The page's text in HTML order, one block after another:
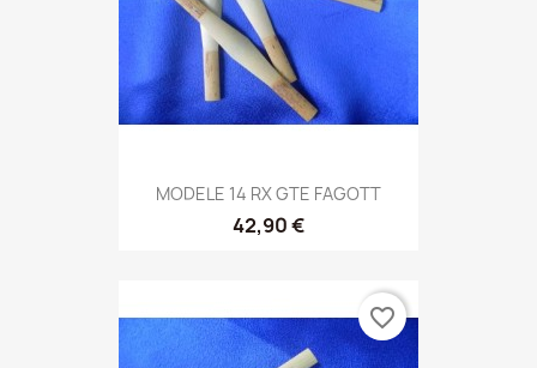
MODELE 14 RX GTE FAGOTT
42,90 €
favorite_border